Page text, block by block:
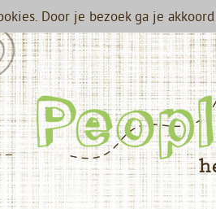
Door je bezoek ga je